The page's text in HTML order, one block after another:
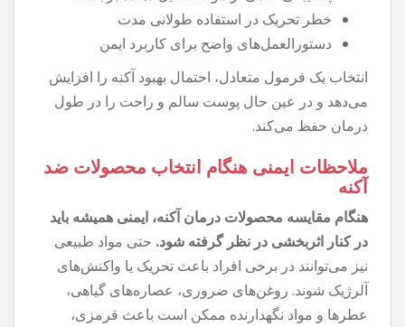
خطر تحریک در استفاده طولانی مدت
دستورالعمل‌های واضح برای کاربرد ایمن
انتخاب یک فرمول متعادل، احتمال بهبود آکنه را افزایش
می‌دهد و در عین حال پوست سالم و راحت را در طول
درمان حفظ می‌کند.
ملاحظات ایمنی هنگام انتخاب محصولات ضد
آکنه
هنگام مقایسه محصولات درمان آکنه، ایمنی همیشه باید
در کنار اثربخشی در نظر گرفته شود. حتی مواد طبیعی
نیز می‌توانند در برخی افراد باعث تحریک یا واکنش‌های
آلرژیک شوند. روغن‌های ضروری، عصاره‌های گیاهی،
عطرها و مواد نگهدارنده ممکن است باعث قرمزی،